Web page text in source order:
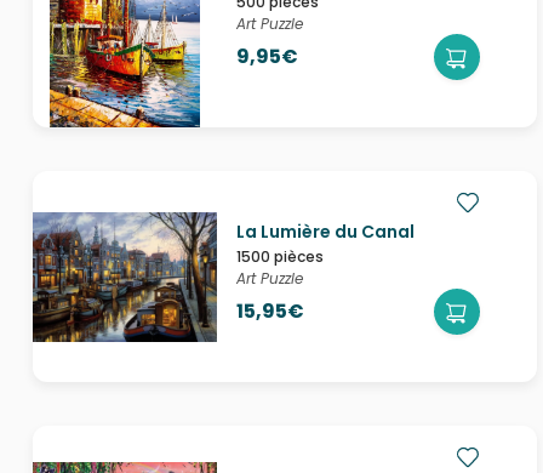
Art Puzzle
9,95€
La Lumière du Canal
1500 pièces
Art Puzzle
15,95€